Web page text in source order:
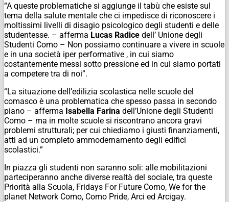
“A queste problematiche si aggiunge il tabù che esiste sul
tema della salute mentale che ci impedisce di riconoscere i
moltissimi livelli di disagio psicologico degli studenti e delle
studentesse. – afferma Lucas Radice dell’ Unione degli
Studenti Como – Non possiamo continuare a vivere in scuole
e in una società iper performative , in cui siamo
costantemente messi sotto pressione ed in cui siamo portati
a competere tra di noi”.
“La situazione dell’edilizia scolastica nelle scuole del
comasco è una problematica che spesso passa in secondo
piano – afferma Isabella Farina dell’Unione degli Studenti
Como – ma in molte scuole si riscontrano ancora gravi
problemi strutturali; per cui chiediamo i giusti finanziamenti,
atti ad un completo ammodernamento degli edifici
scolastici.”
In piazza gli studenti non saranno soli: alle mobilitazioni
parteciperanno anche diverse realtà del sociale, tra queste
Priorità alla Scuola, Fridays For Future Como, We for the
planet Network Como, Como Pride, Arci ed Arcigay.